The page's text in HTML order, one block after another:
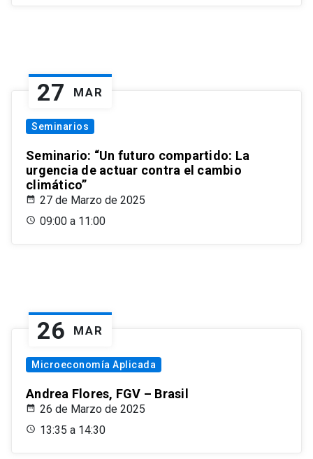
27 MAR
Seminarios
Seminario: “Un futuro compartido: La
urgencia de actuar contra el cambio
climático”
27 de Marzo de 2025
09:00 a 11:00
26 MAR
Microeconomía Aplicada
Andrea Flores, FGV – Brasil
26 de Marzo de 2025
13:35 a 14:30